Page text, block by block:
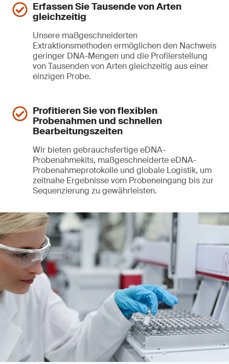
Erfassen Sie Tausende von Arten
gleichzeitig
Unsere maßgeschneiderten
Extraktionsmethoden ermöglichen den Nachweis
geringer DNA-Mengen und die Profilerstellung
von Tausenden von Arten gleichzeitig aus einer
einzigen Probe.
Profitieren Sie von flexiblen
Probenahmen und schnellen
Bearbeitungszeiten
Wir bieten gebrauchsfertige eDNA-
Probenahmekits, maßgeschneiderte eDNA-
Probenahmeprotokolle und globale Logistik, um
zeitnahe Ergebnisse vom Probeneingang bis zur
Sequenzierung zu gewährleisten.